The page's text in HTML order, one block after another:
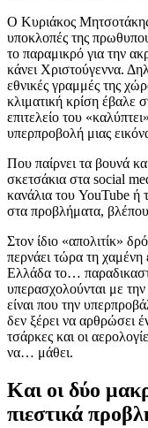
Ο Κυριάκος Μητσοτάκης
υποκλοπές της
το παραμικρό για την
κάνει Χριστούγεννα.
εθνικές γραμμές της
κλιματική κρίση έβαλε
επιτελείο του
υπερπροβολή μιας
Που παίρνει τα βουνά
σκετσάκια στα social
κανάλια του YouTube ή
στα προβλήματα,
Στον ίδιο «απολιτίκ»
περνάει τώρα τη
Ελλάδα το…
υπερασχολούνται με
είναι που την
δεν ξέρει να αρθρώσει
τσάρκες και οι
να… μάθει.
Και οι δύο
πιεστικά